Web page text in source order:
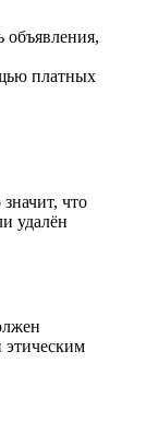
объявления,
платных
что
удалён
этическим